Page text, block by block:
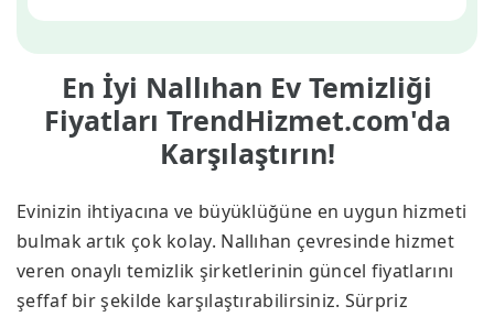
En İyi Nallıhan Ev Temizliği
Fiyatları TrendHizmet.com'da
Karşılaştırın!
Evinizin ihtiyacına ve büyüklüğüne en uygun hizmeti
bulmak artık çok kolay. Nallıhan çevresinde hizmet
veren onaylı temizlik şirketlerinin güncel fiyatlarını
şeffaf bir şekilde karşılaştırabilirsiniz. Sürpriz